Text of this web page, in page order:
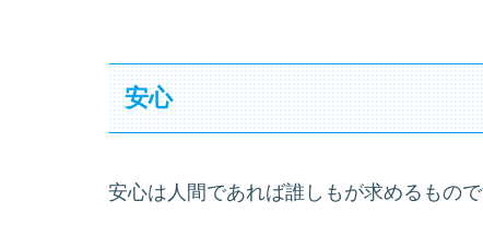
安心
安心は人間であれば誰しもが求めるもので